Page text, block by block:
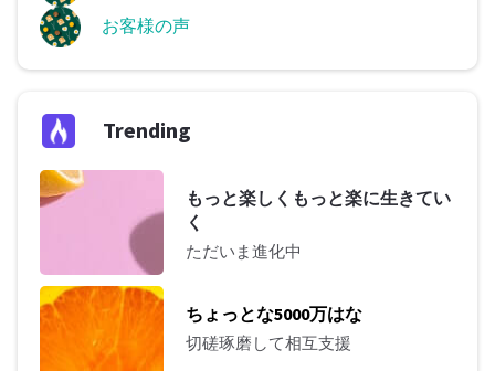
お客様の声
Trending
もっと楽しくもっと楽に生きてい
く
ただいま進化中
ちょっとな5000万はな
切磋琢磨して相互支援